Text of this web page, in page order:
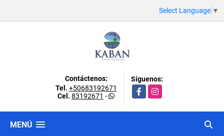
Select Language ▼
Contáctenos:
Tel. +50683192671
Cel. 83192671 -
Síguenos:
FacebookInstagram
MENÚ